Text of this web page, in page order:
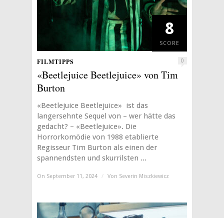
8
SCORE
FILMTIPPS 0
«Beetlejuice Beetlejuice» von Tim
Burton
«Beetlejuice Beetlejuice» ist das
langersehnte Sequel von – wer hätte das
gedacht? – «Beetlejuice». Die
Horrorkomödie von 1988 etablierte
Regisseur Tim Burton als einen der
spannendsten und skurrilsten ...
On September 11, 2024 / Von Severin Miszkiewicz